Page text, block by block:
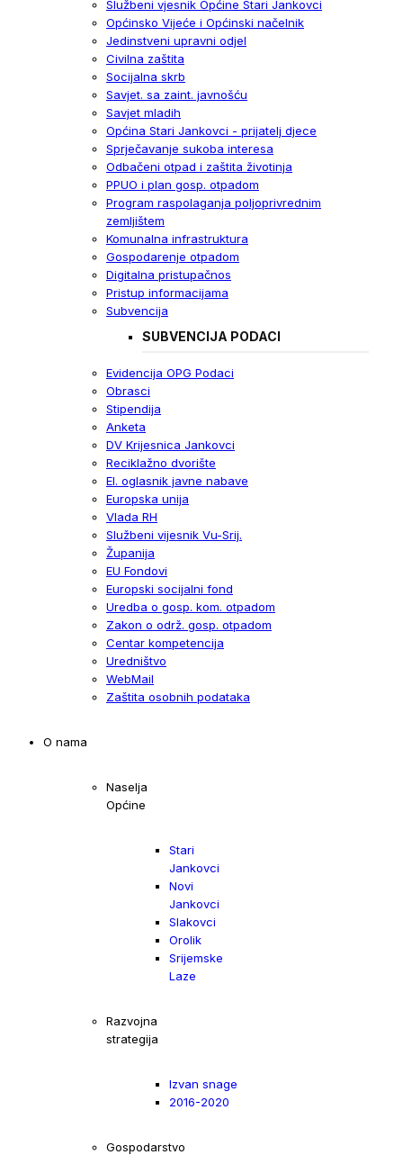
Službeni vjesnik Općine Stari Jankovci
Općinsko Vijeće i Općinski načelnik
Jedinstveni upravni odjel
Civilna zaštita
Socijalna skrb
Savjet. sa zaint. javnošću
Savjet mladih
Općina Stari Jankovci - prijatelj djece
Sprječavanje sukoba interesa
Odbačeni otpad i zaštita životinja
PPUO i plan gosp. otpadom
Program raspolaganja poljoprivrednim
zemljištem
Komunalna infrastruktura
Gospodarenje otpadom
Digitalna pristupačnos
Pristup informacijama
Subvencija
SUBVENCIJA PODACI
Evidencija OPG Podaci
Obrasci
Stipendija
Anketa
DV Krijesnica Jankovci
Reciklažno dvorište
El. oglasnik javne nabave
Europska unija
Vlada RH
Službeni vijesnik Vu-Srij.
Županija
EU Fondovi
Europski socijalni fond
Uredba o gosp. kom. otpadom
Zakon o održ. gosp. otpadom
Centar kompetencija
Uredništvo
WebMail
Zaštita osobnih podataka
O nama
Naselja
Općine
Stari
Jankovci
Novi
Jankovci
Slakovci
Orolik
Srijemske
Laze
Razvojna
strategija
Izvan snage
2016-2020
Gospodarstvo